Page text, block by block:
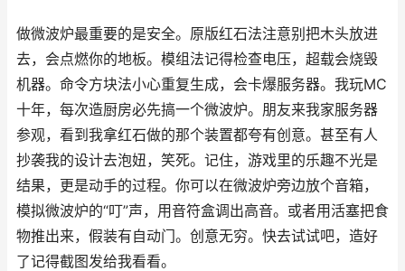
做微波炉最重要的是安全。原版红石法注意别把木头放进
去，会点燃你的地板。模组法记得检查电压，超载会烧毁
机器。命令方块法小心重复生成，会卡爆服务器。我玩MC
十年，每次造厨房必先搞一个微波炉。朋友来我家服务器
参观，看到我拿红石做的那个装置都夸有创意。甚至有人
抄袭我的设计去泡妞，笑死。记住，游戏里的乐趣不光是
结果，更是动手的过程。你可以在微波炉旁边放个音箱，
模拟微波炉的“叮”声，用音符盒调出高音。或者用活塞把食
物推出来，假装有自动门。创意无穷。快去试试吧，造好
了记得截图发给我看看。